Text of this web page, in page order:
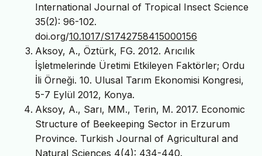
International Journal of Tropical Insect Science
35(2): 96-102.
doi.org/10.1017/S1742758415000156
Aksoy, A., Öztürk, FG. 2012. Arıcılık
İşletmelerinde Üretimi Etkileyen Faktörler; Ordu
İli Örneği. 10. Ulusal Tarım Ekonomisi Kongresi,
5-7 Eylül 2012, Konya.
Aksoy, A., Sarı, MM., Terin, M. 2017. Economic
Structure of Beekeeping Sector in Erzurum
Province. Turkish Journal of Agricultural and
Natural Sciences 4(4): 434-440.